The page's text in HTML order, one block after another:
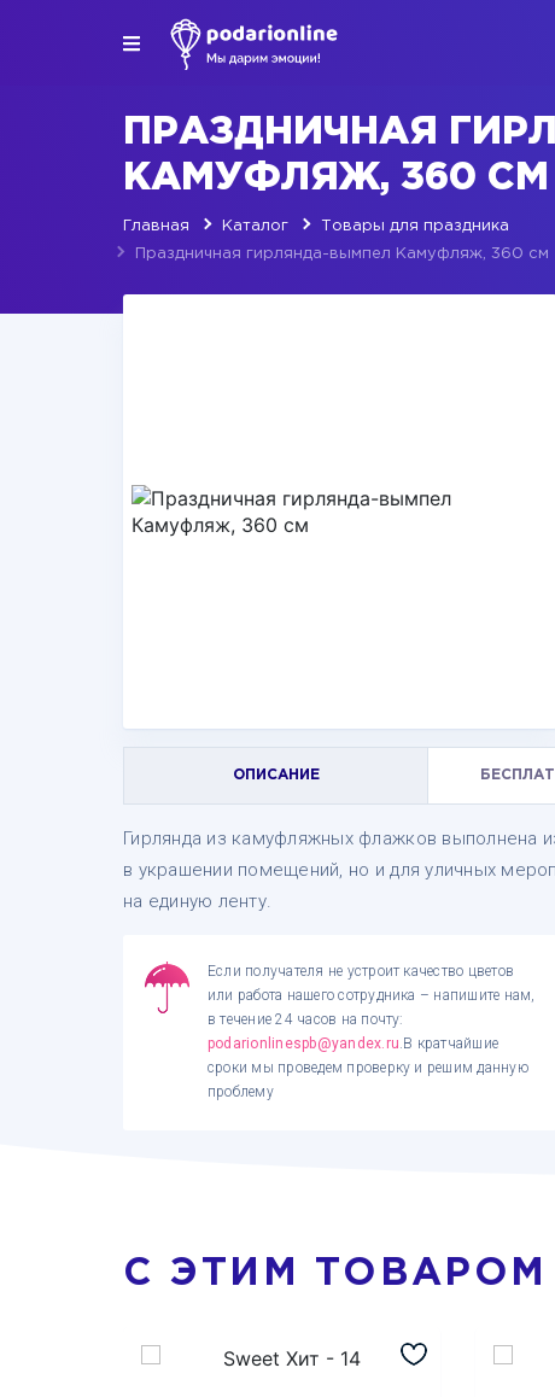
ПРАЗДНИЧНАЯ
КАМУФЛЯЖ, 360 СМ
Главная Каталог Товары для праздника
Праздничная гирлянда-вымпел Камуфляж, 360 см
ОПИСАНИЕ
Гирлянда из камуфляжных флажков выполнена
в украшении помещений, но и для уличных
на единую ленту.
Если получателя не устроит качество цветов
или работа нашего сотрудника – напишите нам,
в течение 24 часов на почту:
podarionlinespb@yandex.ru.В кратчайшие
сроки мы проведем проверку и решим данную
проблему
С ЭТИМ ТОВАРОМ